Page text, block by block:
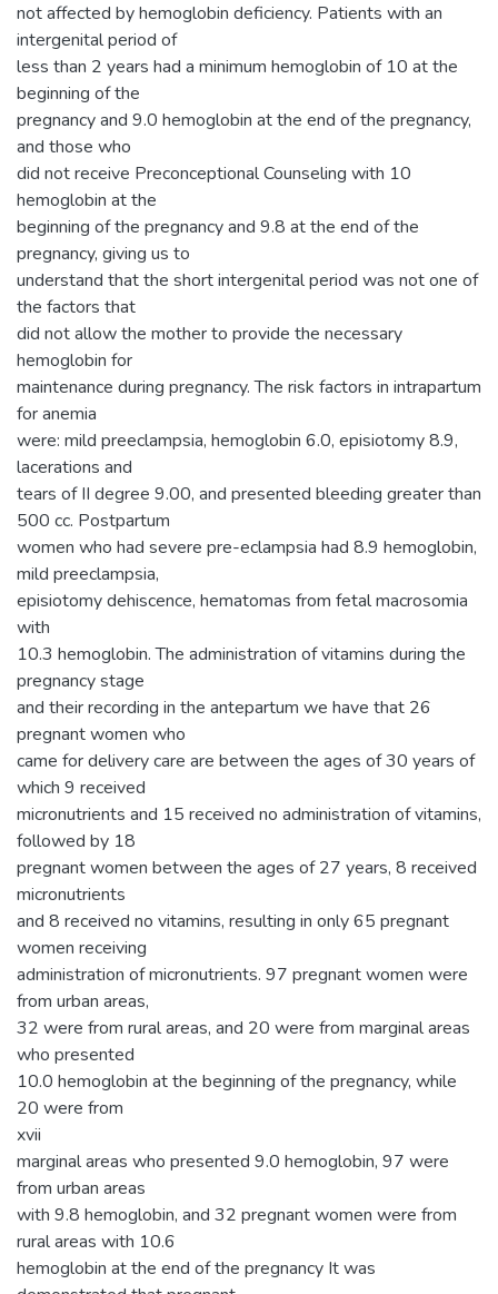
not affected by hemoglobin deficiency. Patients with an
intergenital period of
less than 2 years had a minimum hemoglobin of 10 at the
beginning of the
pregnancy and 9.0 hemoglobin at the end of the pregnancy,
and those who
did not receive Preconceptional Counseling with 10
hemoglobin at the
beginning of the pregnancy and 9.8 at the end of the
pregnancy, giving us to
understand that the short intergenital period was not one of
the factors that
did not allow the mother to provide the necessary
hemoglobin for
maintenance during pregnancy. The risk factors in intrapartum
for anemia
were: mild preeclampsia, hemoglobin 6.0, episiotomy 8.9,
lacerations and
tears of II degree 9.00, and presented bleeding greater than
500 cc. Postpartum
women who had severe pre-eclampsia had 8.9 hemoglobin,
mild preeclampsia,
episiotomy dehiscence, hematomas from fetal macrosomia
with
10.3 hemoglobin. The administration of vitamins during the
pregnancy stage
and their recording in the antepartum we have that 26
pregnant women who
came for delivery care are between the ages of 30 years of
which 9 received
micronutrients and 15 received no administration of vitamins,
followed by 18
pregnant women between the ages of 27 years, 8 received
micronutrients
and 8 received no vitamins, resulting in only 65 pregnant
women receiving
administration of micronutrients. 97 pregnant women were
from urban areas,
32 were from rural areas, and 20 were from marginal areas
who presented
10.0 hemoglobin at the beginning of the pregnancy, while
20 were from
xvii
marginal areas who presented 9.0 hemoglobin, 97 were
from urban areas
with 9.8 hemoglobin, and 32 pregnant women were from
rural areas with 10.6
hemoglobin at the end of the pregnancy It was